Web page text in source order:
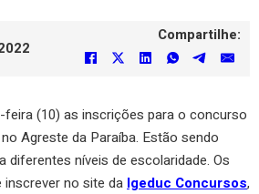
Compartilhe:
(10) as inscrições para o concurso
Agreste da Paraíba. Estão sendo
diferentes níveis de escolaridade. Os
no site da Igeduc Concursos,